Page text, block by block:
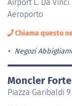
Airport L. Da
Aeroporto
Chiama questo
Negozi
Moncler
Piazza Garibaldi